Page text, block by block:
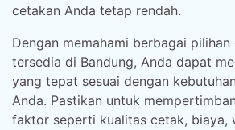
cetakan Anda tetap rendah.
Dengan memahami berbagai
tersedia di Bandung, Anda dapat
yang tepat sesuai dengan
Anda. Pastikan untuk
faktor seperti kualitas cetak, biaya,